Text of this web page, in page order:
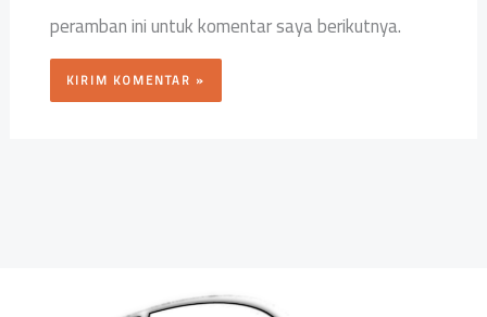
peramban ini untuk komentar saya berikutnya.